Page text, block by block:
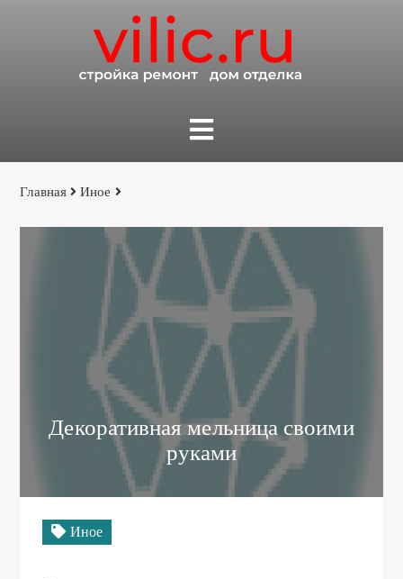
Главная Иное
Декоративная мельница своими
руками
Иное